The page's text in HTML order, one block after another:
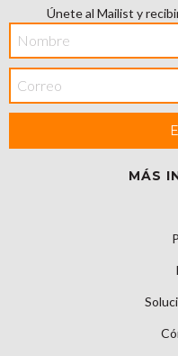
Únete al Mailist y
MÁS